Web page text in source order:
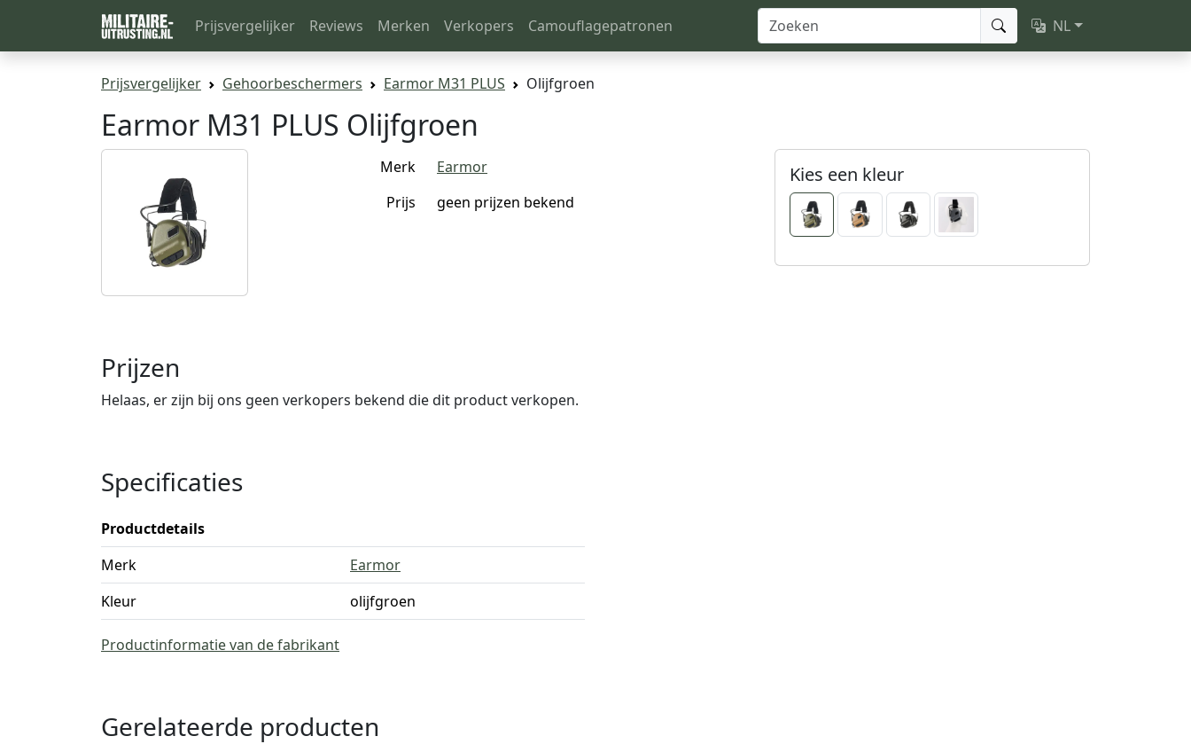
Prijsvergelijker Reviews Merken Verkopers Camouflagepatronen NL
Prijsvergelijker Gehoorbeschermers Earmor M31 PLUS Olijfgroen
Earmor M31 PLUS Olijfgroen
Merk
Earmor
Prijs
geen prijzen bekend
Kies een kleur
Prijzen
Helaas, er zijn bij ons geen verkopers bekend die dit product verkopen.
Specificaties
Productdetails
Merk
Earmor
Kleur
olijfgroen
Productinformatie van de fabrikant
Gerelateerde producten